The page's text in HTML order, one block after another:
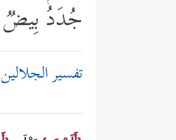
جُدَدُۢ بِیضࣱ
تفسير الجلالين